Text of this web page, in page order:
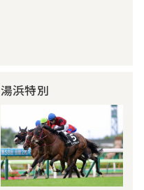
湯浜特別